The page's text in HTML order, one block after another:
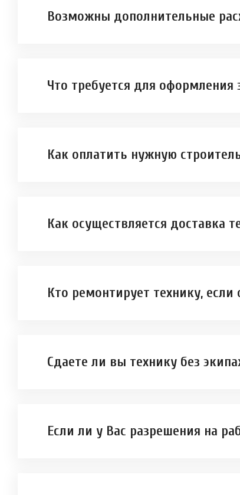
Возможны дополнительные
Что требуется для оформления
Как оплатить нужную
Как осуществляется доставка
Кто ремонтирует технику,
Сдаете ли вы технику без
Если ли у Вас разрешения на